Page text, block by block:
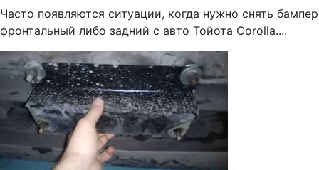
Часто появляются ситуации, когда нужно снять бампер
фронтальный либо задний с авто Тойота Corolla....